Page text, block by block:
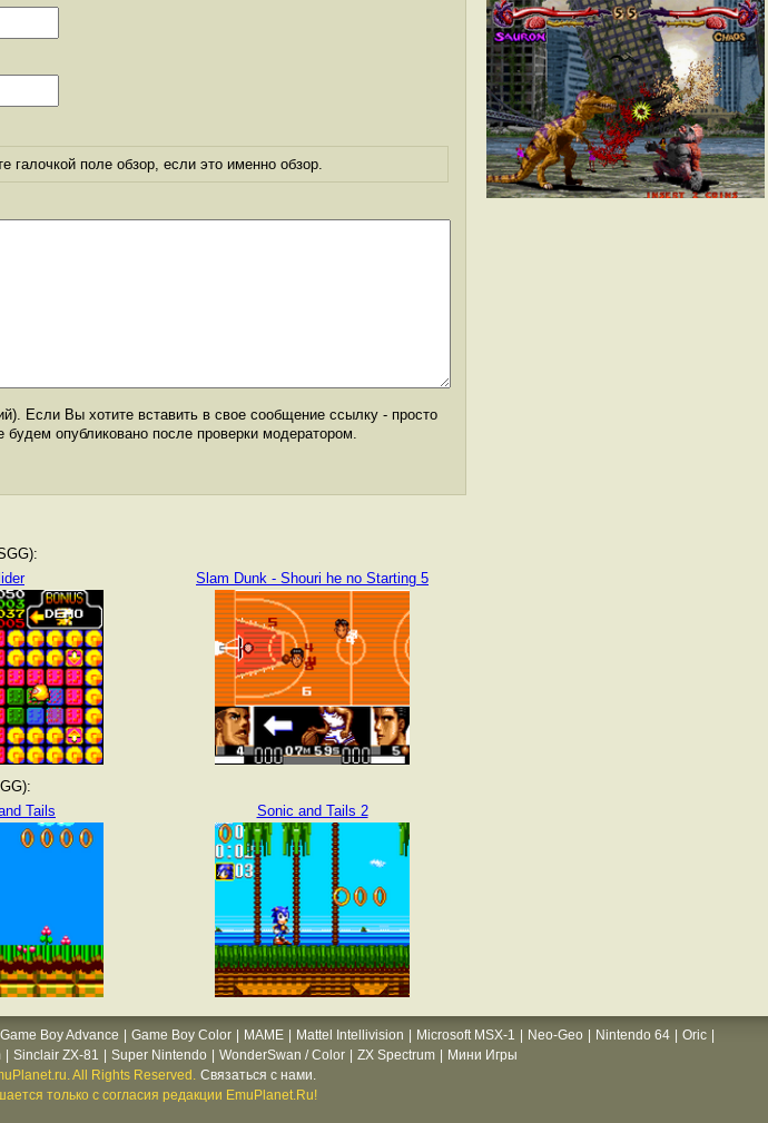
галочкой поле обзор, если это именно обзор.
Если Вы хотите вставить в свое сообщение ссылку - просто
опубликовано после проверки модератором.
Slam Dunk - Shouri he no Starting 5
Tails Sonic and Tails 2
Game Boy Advance Game Boy Color MAME Mattel Intellivision Microsoft MSX-1 Neo-Geo Nintendo 64 Oric
Sinclair ZX-81 Super Nintendo WonderSwan / Color ZX Spectrum
Мини Игры
All Rights Reserved. Связаться с нами.
только с согласия редакции EmuPlanet.Ru!